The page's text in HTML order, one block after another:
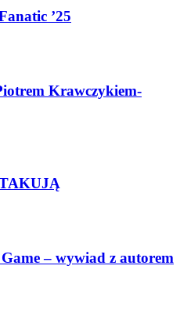
’25
Krawczykiem-
– wywiad z autorem